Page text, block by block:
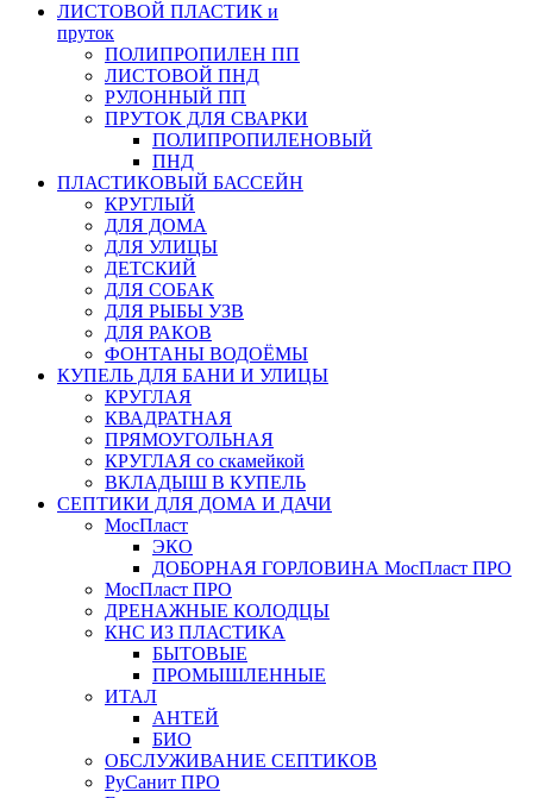
ЛИСТОВОЙ ПЛАСТИК и
пруток
ПОЛИПРОПИЛЕН ПП
ЛИСТОВОЙ ПНД
РУЛОННЫЙ ПП
ПРУТОК ДЛЯ СВАРКИ
ПОЛИПРОПИЛЕНОВЫЙ
ПНД
ПЛАСТИКОВЫЙ БАССЕЙН
КРУГЛЫЙ
ДЛЯ ДОМА
ДЛЯ УЛИЦЫ
ДЕТСКИЙ
ДЛЯ СОБАК
ДЛЯ РЫБЫ УЗВ
ДЛЯ РАКОВ
ФОНТАНЫ ВОДОЁМЫ
КУПЕЛЬ ДЛЯ БАНИ И УЛИЦЫ
КРУГЛАЯ
КВАДРАТНАЯ
ПРЯМОУГОЛЬНАЯ
КРУГЛАЯ со скамейкой
ВКЛАДЫШ В КУПЕЛЬ
СЕПТИКИ ДЛЯ ДОМА И ДАЧИ
МосПласт
ЭКО
ДОБОРНАЯ ГОРЛОВИНА МосПласт ПРО
МосПласт ПРО
ДРЕНАЖНЫЕ КОЛОДЦЫ
КНС ИЗ ПЛАСТИКА
БЫТОВЫЕ
ПРОМЫШЛЕННЫЕ
ИТАЛ
АНТЕЙ
БИО
ОБСЛУЖИВАНИЕ СЕПТИКОВ
РуСанит ПРО